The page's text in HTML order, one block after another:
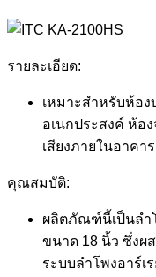
รายละเอียด:
เหมาะสำหรับห้อ
อเนกประสงค์ ห้อ
เสียงภายในอาคา
คุณสมบัติ:
ผลิตภัณฑ์นี้เป็นลำ
ขนาด 18 นิ้ว ซึ่งผ
ระบบลำโพงอาร์เร